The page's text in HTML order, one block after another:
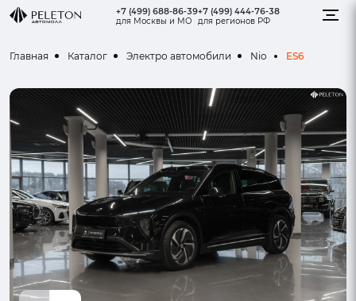
+7 (499) 688-86-39
для Москвы и МО
+7 (499) 444-76-38
для регионов РФ
Главная Каталог Электро автомобили Nio ES6